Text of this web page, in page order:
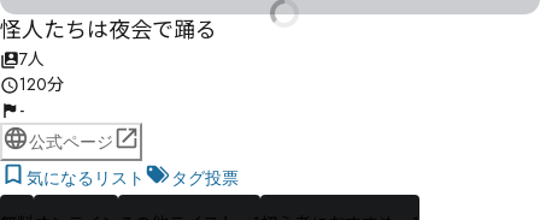
怪人たちは夜会で踊る
7人
120分
-
公式ページ
気になるリスト
タグ投票